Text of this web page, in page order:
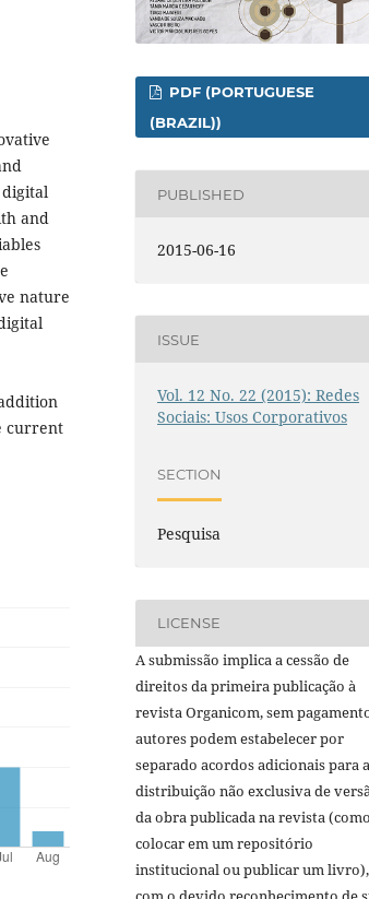
digital
and
nature
current
PDF (PORTUGUESE
(BRAZIL))
PUBLISHED
2015-06-16
ISSUE
Vol. 12 No. 22 (2015): Redes
Sociais: Usos Corporativos
SECTION
Pesquisa
LICENSE
A submissão implica a cessão de
direitos da primeira publicação à
revista Organicom, sem
autores podem estabelecer por
separado acordos adicionais para a
distribuição não exclusiva de
da obra publicada na revista
colocar em um repositório
institucional ou publicar um livro),